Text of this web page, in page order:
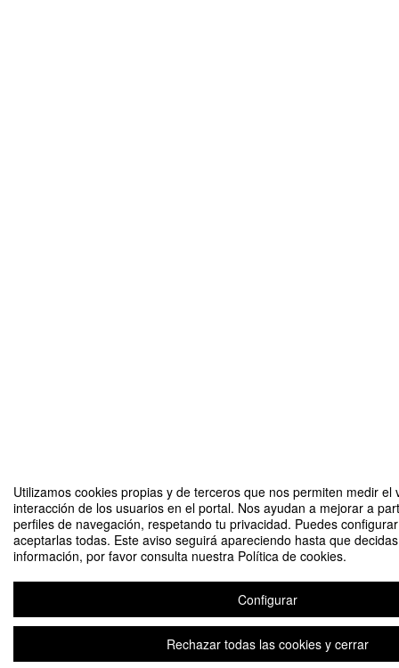
Utilizamos cookies propias y de terceros que nos permiten medir el
interacción de los usuarios en el portal. Nos ayudan a mejorar a
perfiles de navegación, respetando tu privacidad. Puedes
aceptarlas todas. Este aviso seguirá apareciendo hasta que
información, por favor consulta nuestra Política de cookies.
Configurar
Rechazar todas las cookies y cerrar